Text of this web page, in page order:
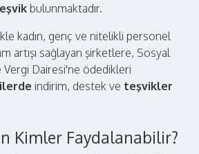
bulunmaktadır.
kadın, genç ve nitelikli personel
artışı sağlayan şirketlere, Sosyal
Dairesi'ne ödedikleri
indirim, destek ve teşvikler
Kimler Faydalanabilir?